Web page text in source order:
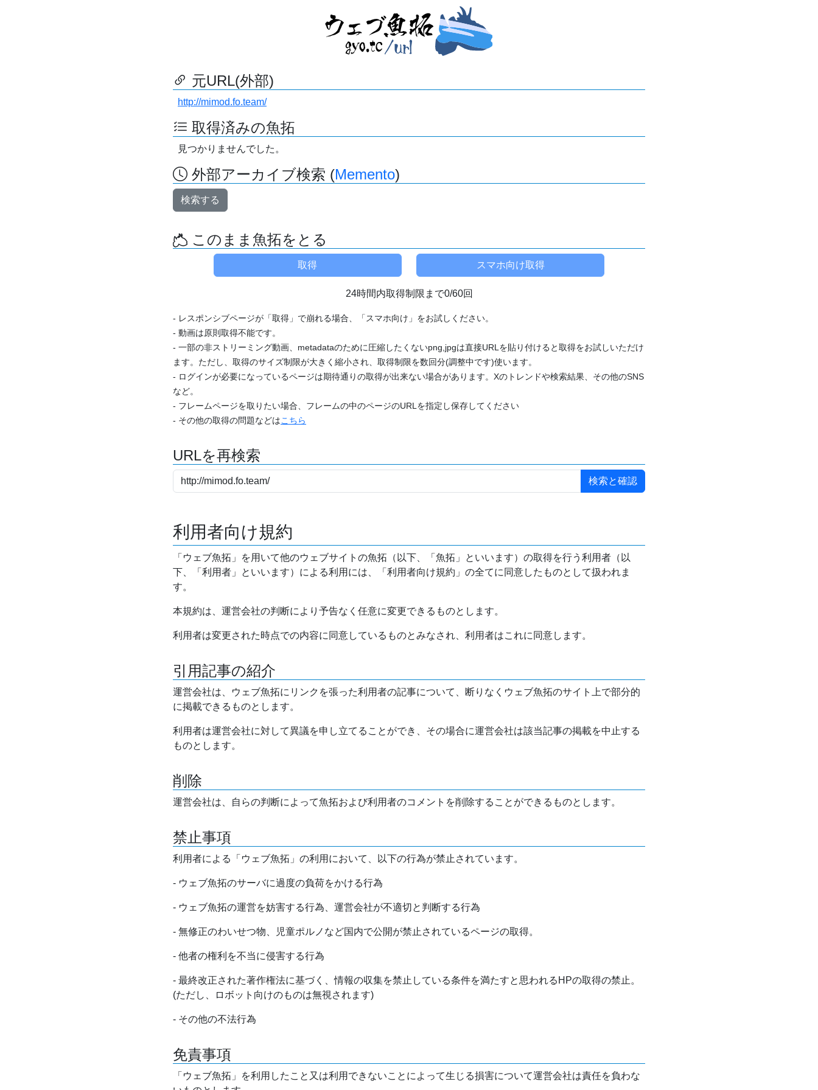
元URL(外部)
http://mimod.fo.team/
取得済みの魚拓
見つかりませんでした。
外部アーカイブ検索 (Memento)
検索する
このまま魚拓をとる
24時間内取得制限まで0/60回
- レスポンシブページが「取得」で崩れる場合、「スマホ向け」をお試しください。
- 動画は原則取得不能です。
- 一部の非ストリーミング動画、metadataのために圧縮したくないpng,jpgは直接URLを貼り付けると取得をお試しいただけ
ます。ただし、取得のサイズ制限が大きく縮小され、取得制限を数回分(調整中です)使います。
- ログインが必要になっているページは期待通りの取得が出来ない場合があります。Xのトレンドや検索結果、その他のSNS
など。
- フレームページを取りたい場合、フレームの中のページのURLを指定し保存してください
- その他の取得の問題などはこちら
URLを再検索
利用者向け規約
「ウェブ魚拓」を用いて他のウェブサイトの魚拓（以下、「魚拓」といいます）の取得を行う利用者（以
下、「利用者」といいます）による利用には、「利用者向け規約」の全てに同意したものとして扱われま
す。
本規約は、運営会社の判断により予告なく任意に変更できるものとします。
利用者は変更された時点での内容に同意しているものとみなされ、利用者はこれに同意します。
引用記事の紹介
運営会社は、ウェブ魚拓にリンクを張った利用者の記事について、断りなくウェブ魚拓のサイト上で部分的
に掲載できるものとします。
利用者は運営会社に対して異議を申し立てることができ、その場合に運営会社は該当記事の掲載を中止する
ものとします。
削除
運営会社は、自らの判断によって魚拓および利用者のコメントを削除することができるものとします。
禁止事項
利用者による「ウェブ魚拓」の利用において、以下の行為が禁止されています。
- ウェブ魚拓のサーバに過度の負荷をかける行為
- ウェブ魚拓の運営を妨害する行為、運営会社が不適切と判断する行為
- 無修正のわいせつ物、児童ポルノなど国内で公開が禁止されているページの取得。
- 他者の権利を不当に侵害する行為
- 最終改正された著作権法に基づく、情報の収集を禁止している条件を満たすと思われるHPの取得の禁止。
(ただし、ロボット向けのものは無視されます)
- その他の不法行為
免責事項
「ウェブ魚拓」を利用したこと又は利用できないことによって生じる損害について運営会社は責任を負わな